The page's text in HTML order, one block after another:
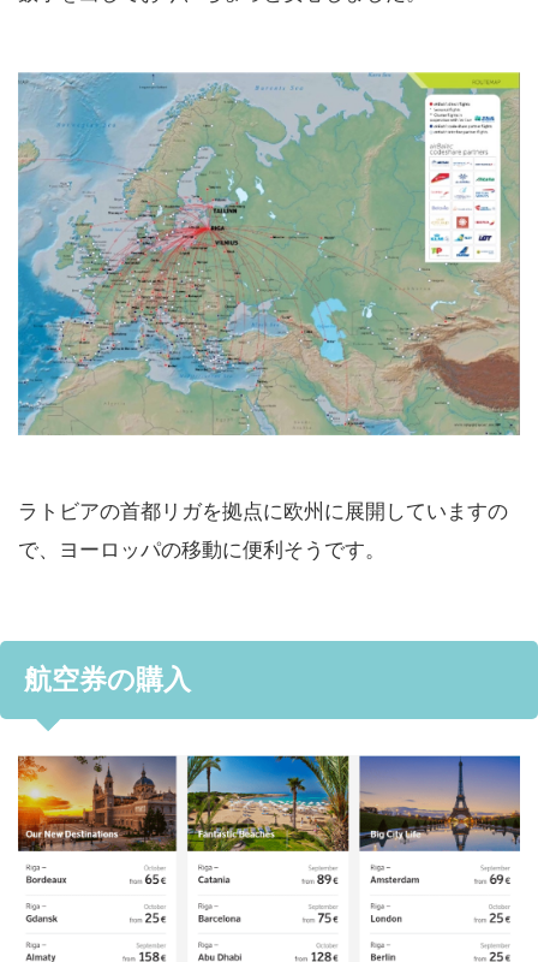
ラトビアの首都リガを拠点に欧州に展開していますの
で、ヨーロッパの移動に便利そうです。
航空券の購入